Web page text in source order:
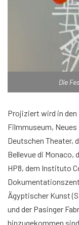
Die
Projiziert wird in den
Filmmuseum, Neues
Deutschen Theater,
Bellevue di Monaco,
HP8, dem Instituto
Ägyptischer Kunst
und der Pasinger
hinzugekommen